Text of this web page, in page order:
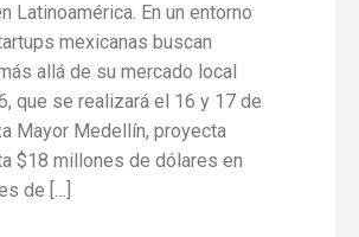
Latinoamérica. En un entorno
mexicanas buscan
allá de su mercado local
que se realizará el 16 y 17 de
Mayor Medellín, proyecta
$18 millones de dólares en
de […]